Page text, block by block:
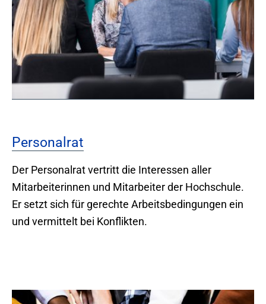
Personalrat
Der Personalrat vertritt die Interessen aller
Mitarbeiterinnen und Mitarbeiter der Hochschule.
Er setzt sich für gerechte Arbeitsbedingungen ein
und vermittelt bei Konflikten.